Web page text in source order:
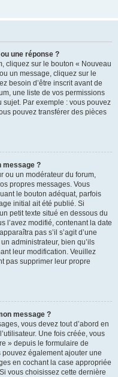
une réponse ?
cliquez sur le bouton « Nouveau
un message, cliquez sur le
besoin d’être inscrit avant de
une liste de vos permissions
sujet. Par exemple : vous pouvez
pouvez transférer des pièces
message ?
ou un modérateur du forum,
propres messages. Vous
le bouton adéquat, parfois
initial ait été publié. Si
petit texte situé en dessous du
l’avez modifié, contenant la date
pas s’il s’agit d’une
administrateur, bien qu’ils
leur modification. Veuillez
pas supprimer leur propre
message ?
vous devez tout d’abord en
Une fois créée, vous
» depuis le formulaire de
pouvez également ajouter une
en cochant la case appropriée
vous choisissez cette dernière